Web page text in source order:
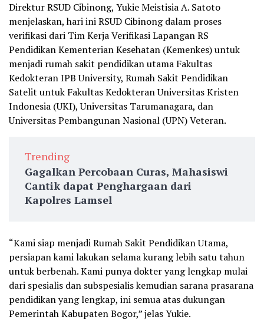
Direktur RSUD Cibinong, Yukie Meistisia A. Satoto
menjelaskan, hari ini RSUD Cibinong dalam proses
verifikasi dari Tim Kerja Verifikasi Lapangan RS
Pendidikan Kementerian Kesehatan (Kemenkes) untuk
menjadi rumah sakit pendidikan utama Fakultas
Kedokteran IPB University, Rumah Sakit Pendidikan
Satelit untuk Fakultas Kedokteran Universitas Kristen
Indonesia (UKI), Universitas Tarumanagara, dan
Universitas Pembangunan Nasional (UPN) Veteran.
Trending
Gagalkan Percobaan Curas, Mahasiswi
Cantik dapat Penghargaan dari
Kapolres Lamsel
“Kami siap menjadi Rumah Sakit Pendidikan Utama,
persiapan kami lakukan selama kurang lebih satu tahun
untuk berbenah. Kami punya dokter yang lengkap mulai
dari spesialis dan subspesialis kemudian sarana prasarana
pendidikan yang lengkap, ini semua atas dukungan
Pemerintah Kabupaten Bogor,” jelas Yukie.